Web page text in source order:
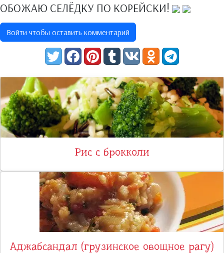
ОБОЖАЮ СЕЛЁДКУ ПО КОРЕЙСКИ!
Войти чтобы оставить комментарий
Рис с брокколи
Аджабсандал (грузинское овощное рагу)